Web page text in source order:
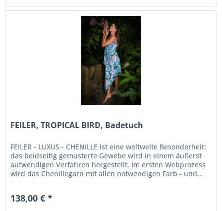
FEILER, TROPICAL BIRD, Badetuch
FEILER - LUXUS - CHENILLE ist eine weltweite Besonderheit:
das beidseitig gemusterte Gewebe wird in einem äußerst
aufwendigen Verfahren hergestellt. Im ersten Webprozess
wird das Chenillegarn mit allen notwendigen Farb - und...
138,00 € *